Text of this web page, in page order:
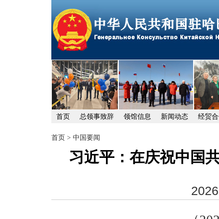
首页 总领事致辞 领馆信息 新闻动态 经贸
首页 > 中国要闻
习近平：在庆祝中国